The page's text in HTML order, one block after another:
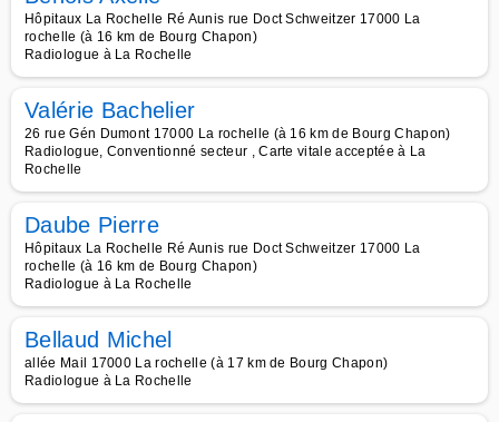
Hôpitaux La Rochelle Ré Aunis rue Doct Schweitzer 17000 La
rochelle (à 16 km de Bourg Chapon)
Radiologue à La Rochelle
Valérie Bachelier
26 rue Gén Dumont 17000 La rochelle (à 16 km de Bourg Chapon)
Radiologue, Conventionné secteur , Carte vitale acceptée à La
Rochelle
Daube Pierre
Hôpitaux La Rochelle Ré Aunis rue Doct Schweitzer 17000 La
rochelle (à 16 km de Bourg Chapon)
Radiologue à La Rochelle
Bellaud Michel
allée Mail 17000 La rochelle (à 17 km de Bourg Chapon)
Radiologue à La Rochelle